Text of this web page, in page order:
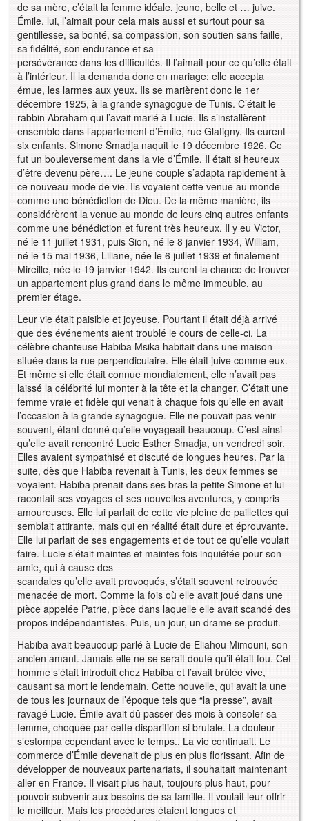
de sa mère, c’était la femme idéale, jeune, belle et … juive.
Émile, lui, l’aimait pour cela mais aussi et surtout pour sa
gentillesse, sa bonté, sa compassion, son soutien sans faille,
sa fidélité, son endurance et sa
persévérance dans les difficultés. Il l’aimait pour ce qu’elle était
à l’intérieur. Il la demanda donc en mariage; elle accepta
émue, les larmes aux yeux. Ils se marièrent donc le 1er
décembre 1925, à la grande synagogue de Tunis. C’était le
rabbin Abraham qui l’avait marié à Lucie. Ils s’installèrent
ensemble dans l’appartement d’Émile, rue Glatigny. Ils eurent
six enfants. Simone Smadja naquit le 19 décembre 1926. Ce
fut un bouleversement dans la vie d’Émile. Il était si heureux
d’être devenu père…. Le jeune couple s’adapta rapidement à
ce nouveau mode de vie. Ils voyaient cette venue au monde
comme une bénédiction de Dieu. De la même manière, ils
considérèrent la venue au monde de leurs cinq autres enfants
comme une bénédiction et furent très heureux. Il y eu Victor,
né le 11 juillet 1931, puis Sion, né le 8 janvier 1934, William,
né le 15 mai 1936, Liliane, née le 6 juillet 1939 et finalement
Mireille, née le 19 janvier 1942. Ils eurent la chance de trouver
un appartement plus grand dans le même immeuble, au
premier étage.
Leur vie était paisible et joyeuse. Pourtant il était déjà arrivé
que des événements aient troublé le cours de celle-ci. La
célèbre chanteuse Habiba Msika habitait dans une maison
située dans la rue perpendiculaire. Elle était juive comme eux.
Et même si elle était connue mondialement, elle n’avait pas
laissé la célébrité lui monter à la tête et la changer. C’était une
femme vraie et fidèle qui venait à chaque fois qu’elle en avait
l’occasion à la grande synagogue. Elle ne pouvait pas venir
souvent, étant donné qu’elle voyageait beaucoup. C’est ainsi
qu’elle avait rencontré Lucie Esther Smadja, un vendredi soir.
Elles avaient sympathisé et discuté de longues heures. Par la
suite, dès que Habiba revenait à Tunis, les deux femmes se
voyaient. Habiba prenait dans ses bras la petite Simone et lui
racontait ses voyages et ses nouvelles aventures, y compris
amoureuses. Elle lui parlait de cette vie pleine de paillettes qui
semblait attirante, mais qui en réalité était dure et éprouvante.
Elle lui parlait de ses engagements et de tout ce qu’elle voulait
faire. Lucie s’était maintes et maintes fois inquiétée pour son
amie, qui à cause des
scandales qu’elle avait provoqués, s’était souvent retrouvée
menacée de mort. Comme la fois où elle avait joué dans une
pièce appelée Patrie, pièce dans laquelle elle avait scandé des
propos indépendantistes. Puis, un jour, un drame se produit.
Habiba avait beaucoup parlé à Lucie de Eliahou Mimouni, son
ancien amant. Jamais elle ne se serait douté qu’il était fou. Cet
homme s’était introduit chez Habiba et l’avait brûlée vive,
causant sa mort le lendemain. Cette nouvelle, qui avait la une
de tous les journaux de l’époque tels que “la presse”, avait
ravagé Lucie. Émile avait dû passer des mois à consoler sa
femme, choquée par cette disparition si brutale. La douleur
s’estompa cependant avec le temps.. La vie continuait. Le
commerce d’Émile devenait de plus en plus florissant. Afin de
développer de nouveaux partenariats, il souhaitait maintenant
aller en France. Il visait plus haut, toujours plus haut, pour
pouvoir subvenir aux besoins de sa famille. Il voulait leur offrir
le meilleur. Mais les procédures étaient longues et